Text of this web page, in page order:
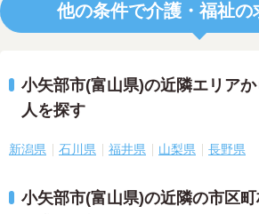
他の条件で介護・福祉の
小矢部市(富山県)の近隣エリア
人を探す
新潟県 石川県 福井県 山梨県 長野県
小矢部市(富山県)の近隣の市区